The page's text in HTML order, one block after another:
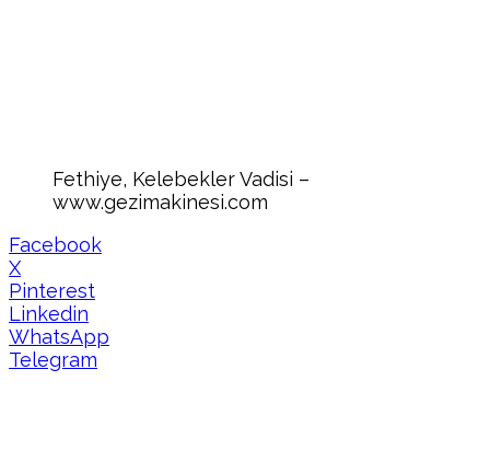
Fethiye, Kelebekler Vadisi –
www.gezimakinesi.com
Facebook
X
Pinterest
Linkedin
WhatsApp
Telegram